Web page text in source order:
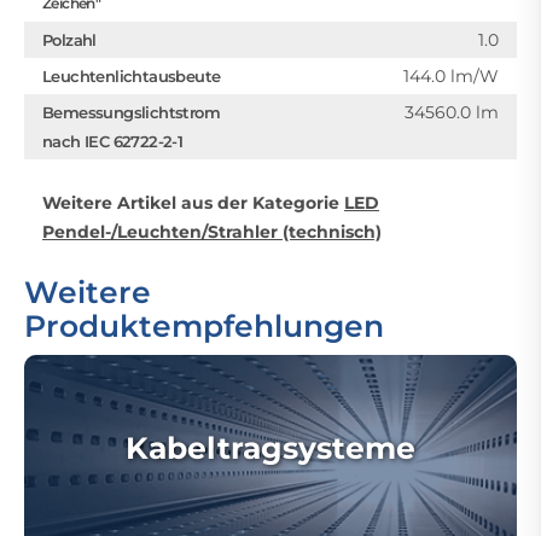
Polzahl 1.0
Leuchtenlichtausbeute 144.0 lm/W
Bemessungslichtstrom
nach IEC 62722-2-1
34560.0 lm
Weitere Artikel aus der Kategorie LED
Pendel-/Leuchten/Strahler (technisch)
Weitere
Produktempfehlungen
Kabeltragsysteme